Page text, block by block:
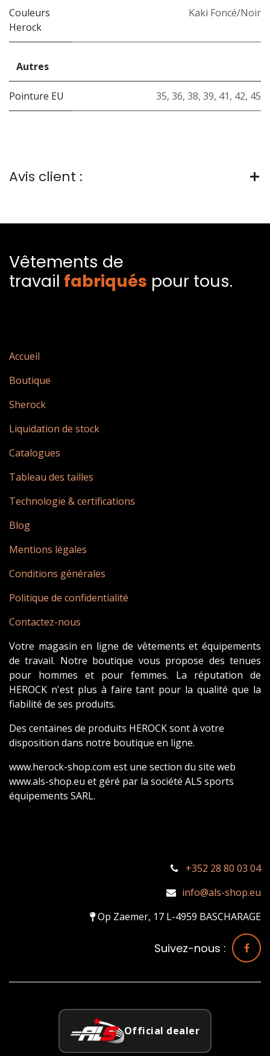
Couleurs
Herock
Kaki Foncé/Noir
Autres
Pointure EU 35, 36, 38, 39, 41, 42, 45
Avis client :
Vêtements de
travail fabriqués​ pour tous.
Accueil
Boutique
Sherock
Liquidation de stock
Catalogues
Tableau des tailles
Technologie & certifications
Blog
Mentions légales
Conditions générales
Politique de confidentialité
Contactez-nous
Votre magasin en ligne de vêtements et équipements
de travail. Notre boutique vous propose des tenues
pour hommes et pour femmes. La réputation de
HEROCK n'est plus à faire tant pour la qualité que la
fiabilité de ses produits.
Des centaines de produits HEROCK sont à votre
disposition dans notre boutique en ligne.
www.herock-shop.com est une section du site web
www.als-shop.eu et géré par la société ALS sports
équipements SARL.
+352 28 80 03 04
info@als-shop.eu
Op Zaemer, 17 L-4959 BASCHARAGE
Suivez-nous :
Official dealer